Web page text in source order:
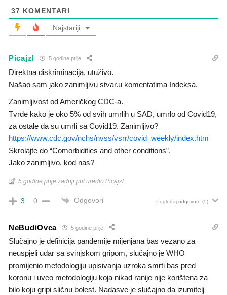
37 KOMENTARI
Najstariji
Picajzl 5 godine prije
Direktna diskriminacija, utuživo.
Našao sam jako zanimljivu stvar.u komentatima Indeksa.
Zanimljivost od Američkog CDC-a.
Tvrde kako je oko 5% od svih umrlih u SAD, umrlo od Covid19,
za ostale da su umrli sa Covid19. Zanimljivo?
https://www.cdc.gov/nchs/nvss/vsrr/covid_weekly/index.htm
Skrolajte do “Comorbidities and other conditions”.
Jako zanimljivo, kod nas?
5 godine prije zadnji put uredio Picajzl
3 0 Odgovori Pogledaj odgovore (5)
NeBudiOvca 5 godine prije
Slučajno je definicija pandemije mijenjana bas vezano za
neuspjeli udar sa svinjskom gripom, slučajno je WHO
promijenio metodologiju upisivanja uzroka smrti bas pred
koronu i uveo metodologiju koja nikad ranije nije korištena za
bilo koju gripi sličnu bolest. Nadasve je slučajno da izumitelj